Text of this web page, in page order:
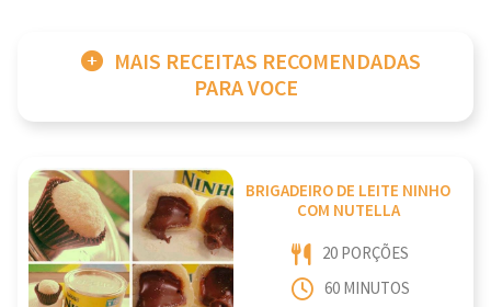
MAIS RECEITAS RECOMENDADAS
PARA VOCE
BRIGADEIRO DE LEITE NINHO
COM NUTELLA
20 PORÇÕES
60 MINUTOS